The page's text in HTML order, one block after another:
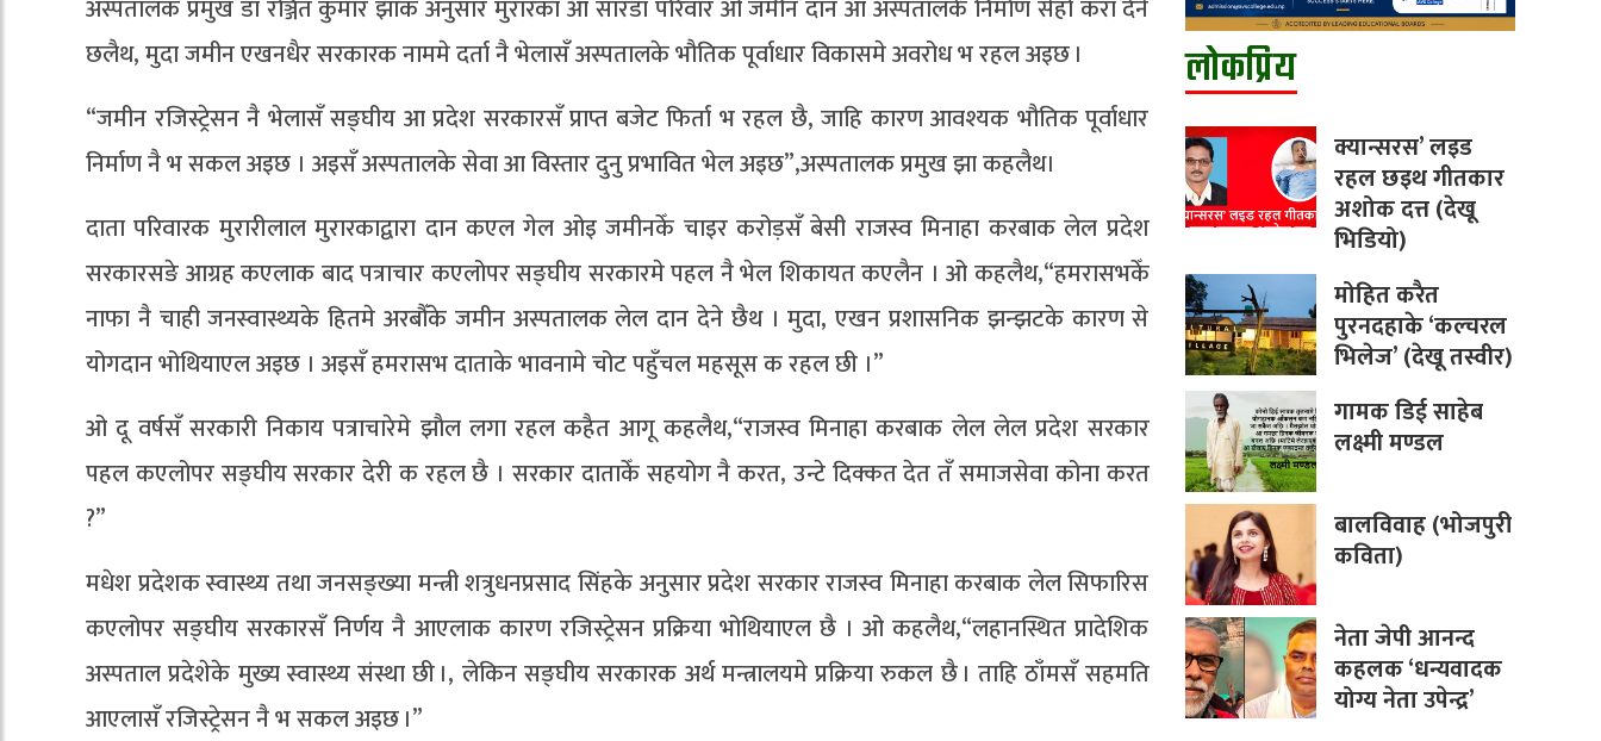
अस्पतालक प्रमुख डा रञ्जित कुमार झाक अनुसार मुरारका आ सारडा परिवार ओ जमीन दान आ अस्पतालके निर्माण सेहो करा देने
छलैथ, मुदा जमीन एखनधैर सरकारक नाममे दर्ता नै भेलासँ अस्पतालके भौतिक पूर्वाधार विकासमे अवरोध भ रहल अइछ ।
“जमीन रजिस्ट्रेसन नै भेलासँ सङ्घीय आ प्रदेश सरकारसँ प्राप्त बजेट फिर्ता भ रहल छै, जाहि कारण आवश्यक भौतिक पूर्वाधार
निर्माण नै भ सकल अइछ । अइसँ अस्पतालके सेवा आ विस्तार दुनु प्रभावित भेल अइछ”,अस्पतालक प्रमुख झा कहलैथ।
दाता परिवारक मुरारीलाल मुरारकाद्वारा दान कएल गेल ओइ जमीनकेँ चाइर करोड़सँ बेसी राजस्व मिनाहा करबाक लेल प्रदेश
सरकारसङे आग्रह कएलाक बाद पत्राचार कएलोपर सङ्घीय सरकारमे पहल नै भेल शिकायत कएलैन । ओ कहलैथ,“हमरासभकेँ
नाफा नै चाही जनस्वास्थ्यके हितमे अरबौँके जमीन अस्पतालक लेल दान देने छैथ । मुदा, एखन प्रशासनिक झन्झटके कारण से
योगदान भोथियाएल अइछ । अइसँ हमरासभ दाताके भावनामे चोट पहुँचल महसूस क रहल छी ।”
ओ दू वर्षसँ सरकारी निकाय पत्राचारेमे झाैल लगा रहल कहैत आगू कहलैथ,“राजस्व मिनाहा करबाक लेल लेल प्रदेश सरकार
पहल कएलोपर सङ्घीय सरकार देरी क रहल छै । सरकार दाताकेँ सहयोग नै करत, उन्टे दिक्कत देत तँ समाजसेवा कोना करत
?”
मधेश प्रदेशक स्वास्थ्य तथा जनसङ्ख्या मन्त्री शत्रुधनप्रसाद सिंहके अनुसार प्रदेश सरकार राजस्व मिनाहा करबाक लेल सिफारिस
कएलोपर सङ्घीय सरकारसँ निर्णय नै आएलाक कारण रजिस्ट्रेसन प्रक्रिया भोथियाएल छै । ओ कहलैथ,“लहानस्थित प्रादेशिक
अस्पताल प्रदेशेके मुख्य स्वास्थ्य संस्था छी ।, लेकिन सङ्घीय सरकारक अर्थ मन्त्रालयमे प्रक्रिया रुकल छै । ताहि ठाँमसँ सहमति
आएलासँ रजिस्ट्रेसन नै भ सकल अइछ ।”
लोकप्रिय
क्यान्सरस’ लइड
रहल छइथ गीतकार
अशोक दत्त (देखू
भिडियो)
मोहित करैत
पुरनदहाके ‘कल्चरल
भिलेज’ (देखू तस्वीर)
गामक डिई साहेब
लक्ष्मी मण्डल
बालविवाह (भोजपुरी
कविता)
नेता जेपी आनन्द
कहलक ‘धन्यवादक
योग्य नेता उपेन्द्र’